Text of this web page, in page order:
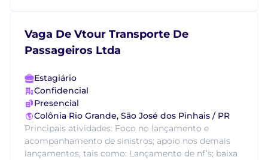
Vaga De Vtour Transporte De
Passageiros Ltda
Estagiário
Confidencial
Presencial
Colônia Rio Grande, São José dos Pinhais / PR
Principais atividades: Foco no lançamento e
acompanhamento de sinistros; apoio nos demais
lançamentos, tais como: Lançamento de nf’s; baixa